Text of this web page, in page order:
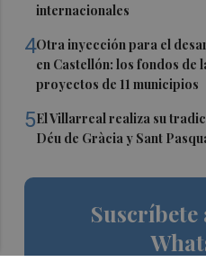
internacionales
4Otra inyección para el
en Castellón: los fondos de
proyectos de 11 municipios
5El Villarreal realiza su
Déu de Gràcia y Sant
Suscríbete